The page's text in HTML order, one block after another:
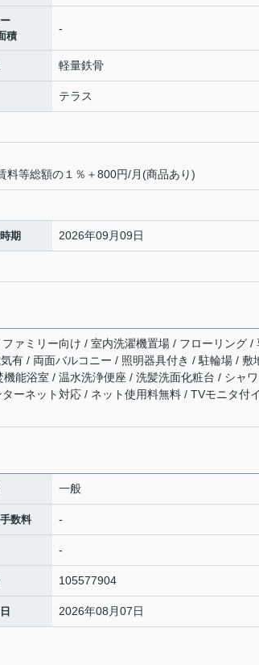
積
-
軽量鉄骨
テラス
料等総額の１％＋800円/月(商品あり)
期 2026年09月09日
ァミリー向け / 室内洗濯機置場 / フローリング /
有 / 両面バルコニー / 照明器具付き / 駐輪場 / 敷
能浴室 / 温水洗浄便座 / 洗髪洗面化粧台 / シャワ
ーネット対応 / ネット使用料無料 / TVモニタ付
一般
数料 -
-
105577904
2026年08月07日